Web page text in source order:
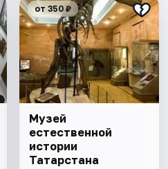
от 350 ₽
Музей
естественной
истории
Татарстана